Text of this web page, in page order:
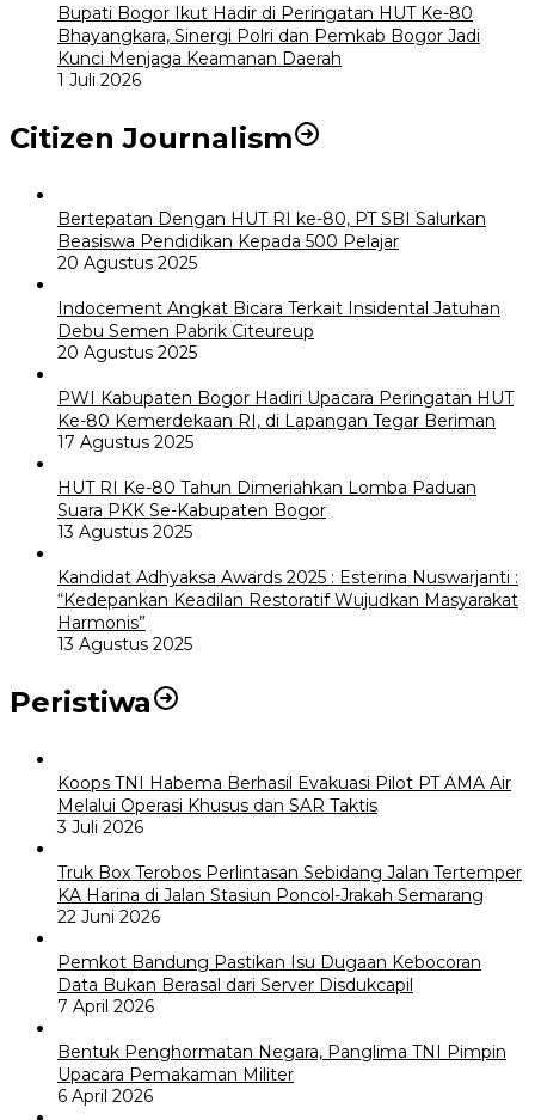
Bupati Bogor Ikut Hadir di Peringatan HUT Ke-80
Bhayangkara, Sinergi Polri dan Pemkab Bogor Jadi
Kunci Menjaga Keamanan Daerah
1 Juli 2026
Citizen Journalism
Bertepatan Dengan HUT RI ke-80, PT SBI Salurkan
Beasiswa Pendidikan Kepada 500 Pelajar
20 Agustus 2025
Indocement Angkat Bicara Terkait Insidental Jatuhan
Debu Semen Pabrik Citeureup
20 Agustus 2025
PWI Kabupaten Bogor Hadiri Upacara Peringatan HUT
Ke-80 Kemerdekaan RI, di Lapangan Tegar Beriman
17 Agustus 2025
HUT RI Ke-80 Tahun Dimeriahkan Lomba Paduan
Suara PKK Se-Kabupaten Bogor
13 Agustus 2025
Kandidat Adhyaksa Awards 2025 : Esterina Nuswarjanti :
“Kedepankan Keadilan Restoratif Wujudkan Masyarakat
Harmonis”
13 Agustus 2025
Peristiwa
Koops TNI Habema Berhasil Evakuasi Pilot PT AMA Air
Melalui Operasi Khusus dan SAR Taktis
3 Juli 2026
Truk Box Terobos Perlintasan Sebidang Jalan Tertemper
KA Harina di Jalan Stasiun Poncol-Jrakah Semarang
22 Juni 2026
Pemkot Bandung Pastikan Isu Dugaan Kebocoran
Data Bukan Berasal dari Server Disdukcapil
7 April 2026
Bentuk Penghormatan Negara, Panglima TNI Pimpin
Upacara Pemakaman Militer
6 April 2026